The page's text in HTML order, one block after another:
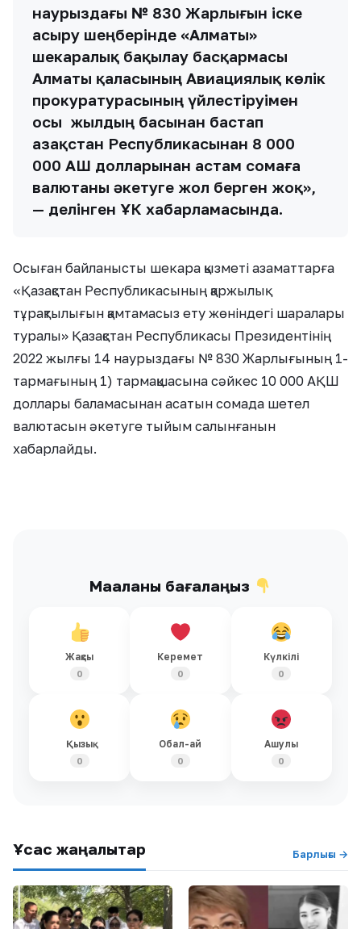
наурыздағы № 830 Жарлығын іске
асыру шеңберінде «Алматы»
шекаралық бақылау басқармасы
Алматы қаласының Авиациялық көлік
прокуратурасының үйлестіруімен
осы жылдың басынан бастап
Қазақстан Республикасынан 8 000
000 АҚШ долларынан астам сомаға
валютаны әкетуге жол берген жоқ»,
— делінген ҰҚК хабарламасында.
Осыған байланысты шекара қызметі азаматтарға
«Қазақстан Республикасының қаржылық
тұрақтылығын қамтамасыз ету жөніндегі шаралары
туралы» Қазақстан Республикасы Президентінің
2022 жылғы 14 наурыздағы № 830 Жарлығының 1-
тармағының 1) тармақшасына сәйкес 10 000 АҚШ
доллары баламасынан асатын сомада шетел
валютасын әкетуге тыйым салынғанын
хабарлайды.
Мақаланы бағалаңыз
Жақсы
0
Керемет
0
Күлкілі
0
Қызық
0
Обал-ай
0
Ашулы
0
Ұқсас жаңалықтар Барлығы →